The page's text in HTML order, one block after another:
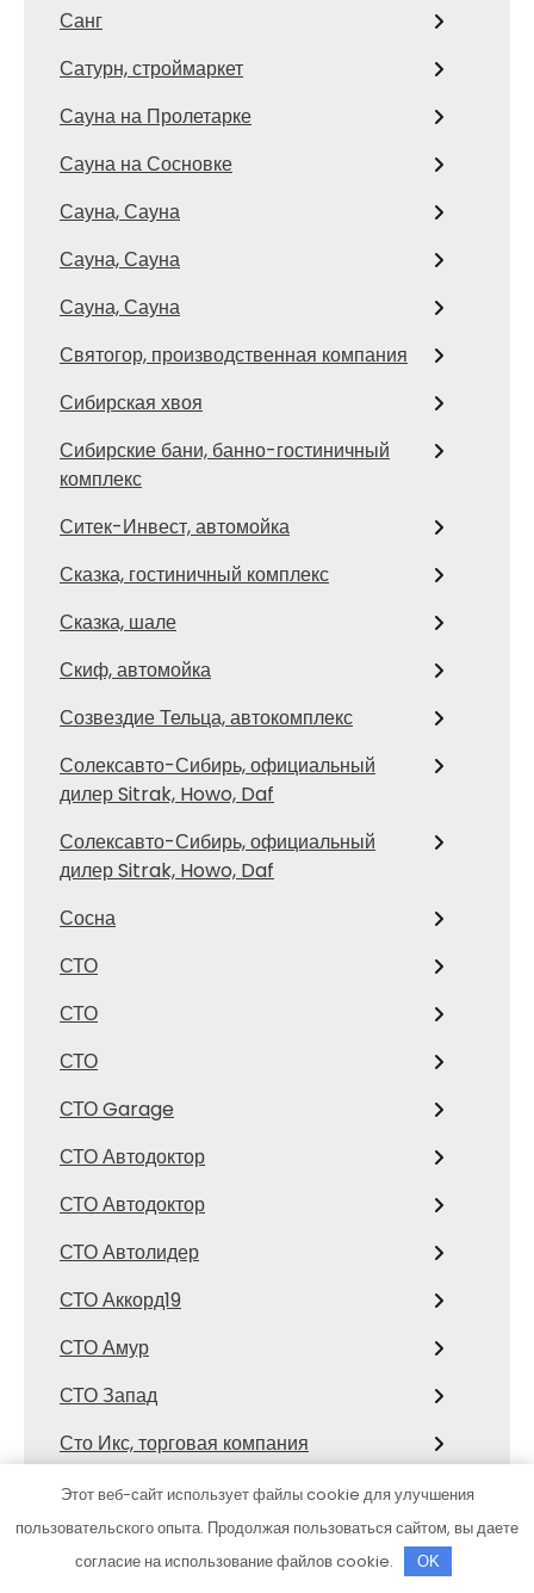
Санг
Сатурн, строймаркет
Сауна на Пролетарке
Сауна на Сосновке
Сауна, Сауна
Сауна, Сауна
Сауна, Сауна
Святогор, производственная компания
Сибирская хвоя
Сибирские бани, банно-гостиничный
комплекс
Ситек-Инвест, автомойка
Сказка, гостиничный комплекс
Сказка, шале
Скиф, автомойка
Созвездие Тельца, автокомплекс
Солексавто-Сибирь, официальный
дилер Sitrak, Howo, Daf
Солексавто-Сибирь, официальный
дилер Sitrak, Howo, Daf
Сосна
СТО
СТО
СТО
СТО Garage
СТО Автодоктор
СТО Автодоктор
СТО Автолидер
СТО Аккорд19
СТО Амур
СТО Запад
Сто Икс, торговая компания
Сто коней, официальный дилер
Mitsubishi
СТО Космос
Этот веб-сайт использует файлы cookie для улучшения
пользовательского опыта. Продолжая пользоваться сайтом, вы даете
согласие на использование файлов cookie.
OK